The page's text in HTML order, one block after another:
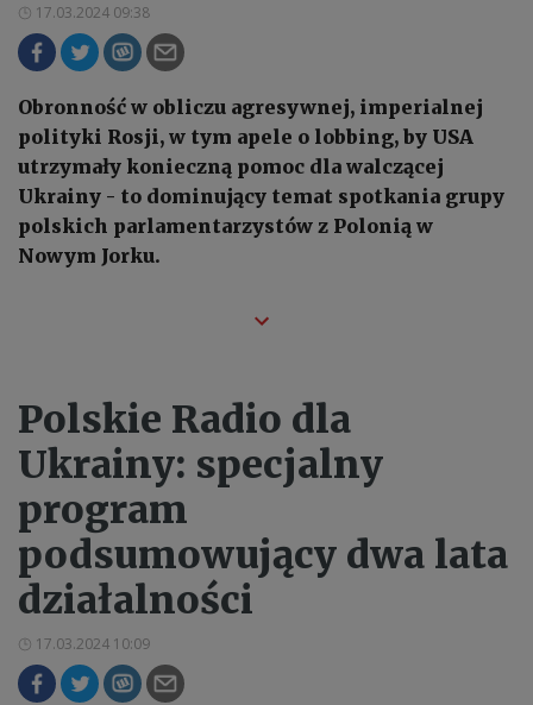
17.03.2024 09:38
Obronność w obliczu agresywnej, imperialnej
polityki Rosji, w tym apele o lobbing, by USA
utrzymały konieczną pomoc dla walczącej
Ukrainy - to dominujący temat spotkania grupy
polskich parlamentarzystów z Polonią w
Nowym Jorku.
Polskie Radio dla
Ukrainy: specjalny
program
podsumowujący dwa lata
działalności
17.03.2024 10:09